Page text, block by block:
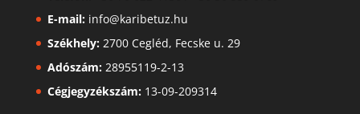
E-mail: info@karibetuz.hu
Székhely:2700 Cegléd, Fecske u. 29
Adószám:28955119-2-13
Cégjegyzékszám:13-09-209314